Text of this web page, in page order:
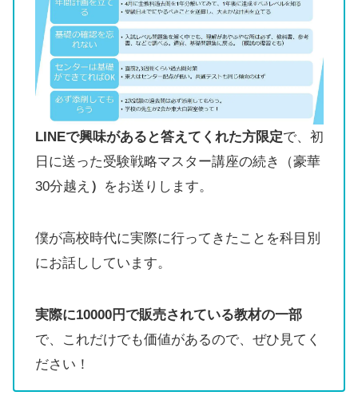
LINEで興味があると答えてくれた方限定で、初
日に送った受験戦略マスター講座の続き（豪華
30分越え ） をお送りします。
僕が高校時代に実際に行ってきたことを科目別
にお話ししています。
実際に10000円で販売されている教材の一部
で、これだけでも価値があるので、ぜひ見てく
ださい！